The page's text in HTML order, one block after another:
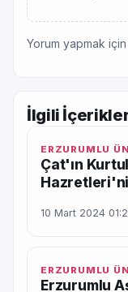
Yorum yapmak için
İlgili
ERZURUMLU
Çat'ın
10 Mart 2024
ERZURUMLU
Erzurumlu